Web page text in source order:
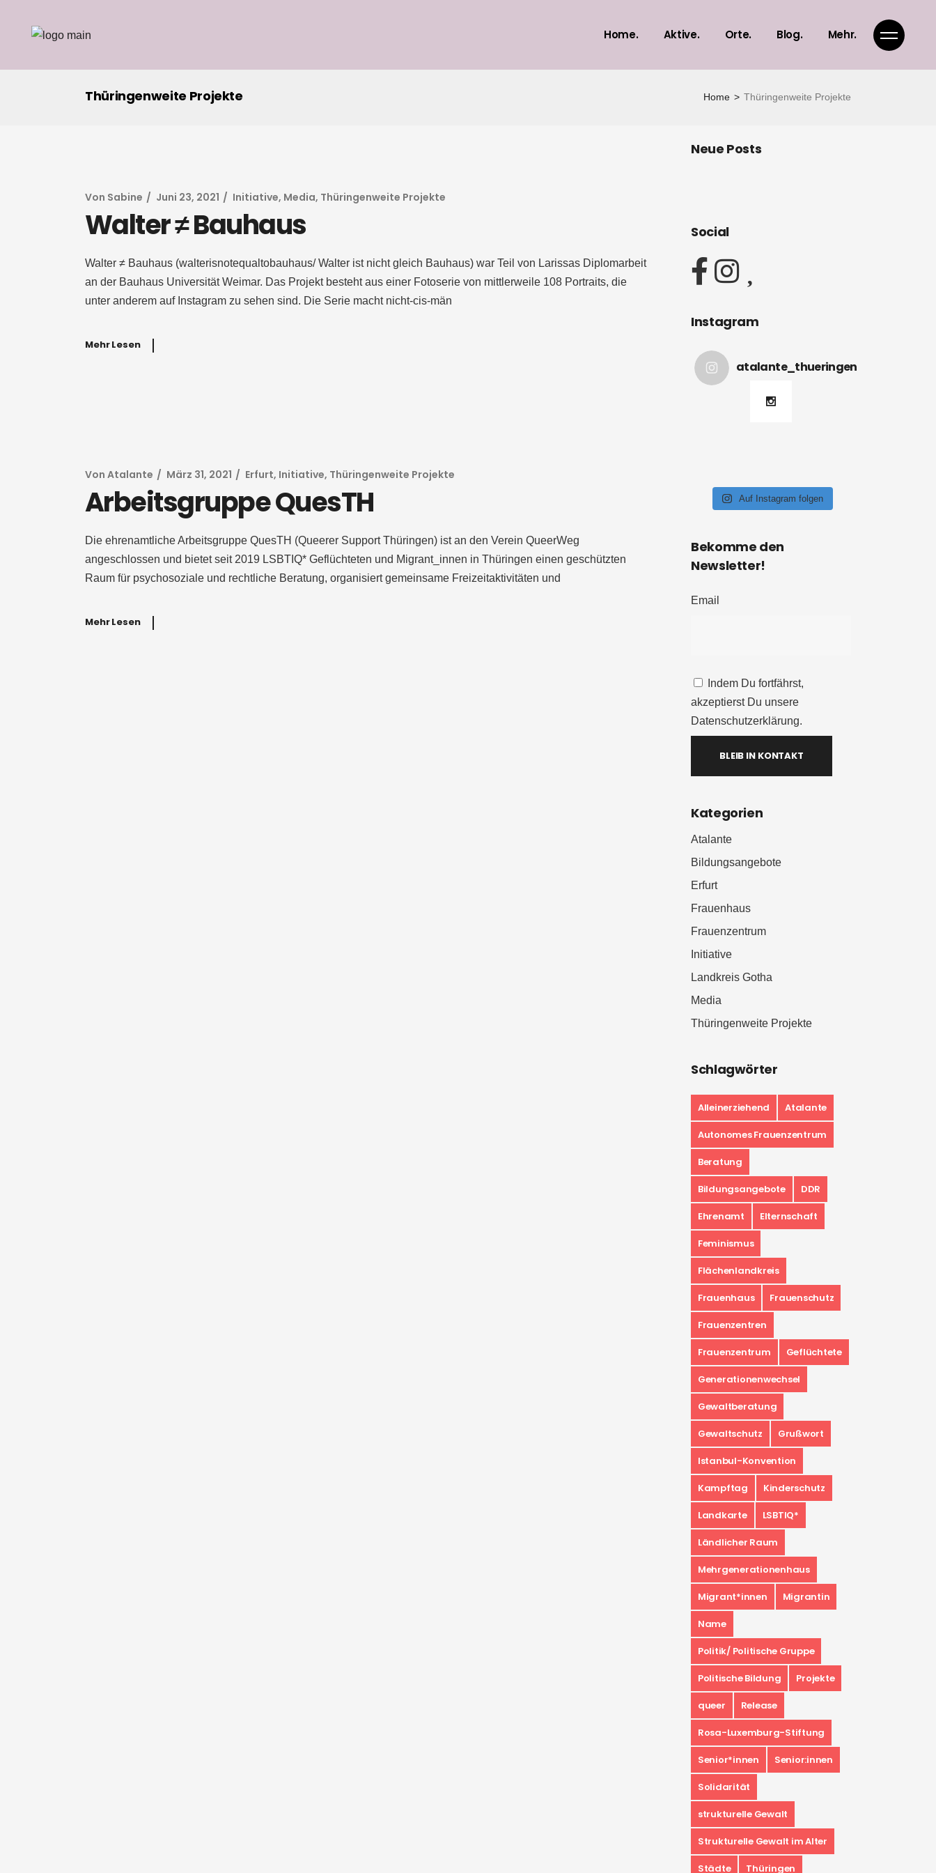
Home. Aktive.
Frauenhäuser
Orte.
Landkarte
Blog. Mehr.
Glossar
Thüringenweite Projekte Home Thüringenweite Projekte
Von Sabine Juni 23, 2021 Initiative, Media, Thüringenweite Projekte
Walter ≠ Bauhaus
Walter ≠ Bauhaus (walterisnotequaltobauhaus/ Walter ist nicht gleich Bauhaus) war Teil von Larissas Diplomarbeit
an der Bauhaus Universität Weimar. Das Projekt besteht aus einer Fotoserie von mittlerweile 108 Portraits, die
unter anderem auf Instagram zu sehen sind. Die Serie macht nicht-cis-män
Mehr Lesen
Von Atalante März 31, 2021 Erfurt, Initiative, Thüringenweite Projekte
Arbeitsgruppe QuesTH
Die ehrenamtliche Arbeitsgruppe QuesTH (Queerer Support Thüringen) ist an den Verein QueerWeg
angeschlossen und bietet seit 2019 LSBTIQ* Geflüchteten und Migrant_innen in Thüringen einen geschützten
Raum für psychosoziale und rechtliche Beratung, organisiert gemeinsame Freizeitaktivitäten und
Mehr Lesen
Neue Posts
Social
Instagram
atalante_thueringen
Auf Instagram folgen
Bekomme den
Newsletter!
Email
Indem Du fortfährst,
akzeptierst Du unsere
Datenschutzerklärung.
Kategorien
Atalante
Bildungsangebote
Erfurt
Frauenhaus
Frauenzentrum
Initiative
Landkreis Gotha
Media
Thüringenweite Projekte
Schlagwörter
Alleinerziehend Atalante
Autonomes Frauenzentrum
Beratung
Bildungsangebote DDR
Ehrenamt Elternschaft
Feminismus
Flächenlandkreis
Frauenhaus Frauenschutz
Frauenzentren
Frauenzentrum Geflüchtete
Generationenwechsel
Gewaltberatung
Gewaltschutz Grußwort
Istanbul-Konvention
Kampftag Kinderschutz
Landkarte LSBTIQ*
Ländlicher Raum
Mehrgenerationenhaus
Migrant*innen Migrantin
Name
Politik/ Politische Gruppe
Politische Bildung Projekte
queer Release
Rosa-Luxemburg-Stiftung
Senior*innen Senior:innen
Solidarität
strukturelle Gewalt
Strukturelle Gewalt im Alter
Städte Thüringen